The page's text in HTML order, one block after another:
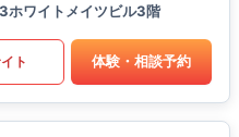
ホワイトメイツビル3階
ト 体験・相談予約